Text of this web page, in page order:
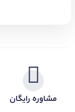
مشاوره رایگان